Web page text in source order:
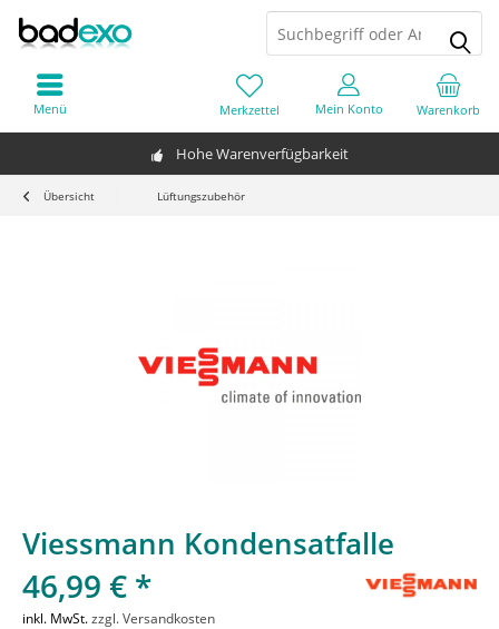
Hohe Warenverfügbarkeit
Warenkorb
Merkzettel Mein Konto
Menü
Übersicht Lüftungszubehör
Viessmann Kondensatfalle
46,99 € *
inkl. MwSt.zzgl. Versandkosten